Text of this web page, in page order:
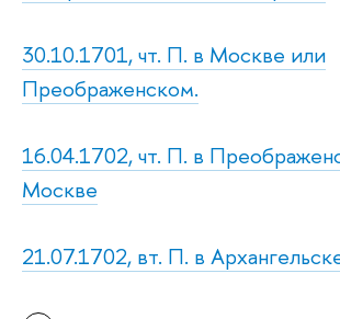
30.10.1701, чт. П. в Москве или
Преображенском.
16.04.1702, чт. П. в
Москве
21.07.1702, вт. П. в